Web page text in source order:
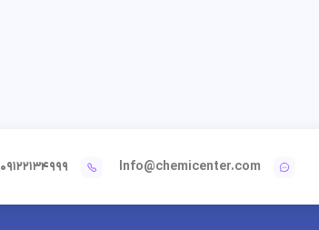
Info@chemicenter.com
09122134999